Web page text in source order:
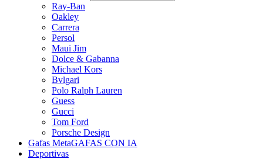
Ray-Ban
Oakley
Carrera
Persol
Maui Jim
Dolce & Gabanna
Michael Kors
Bvlgari
Polo Ralph Lauren
Guess
Gucci
Tom Ford
Porsche Design
Gafas MetaGAFAS CON IA
Deportivas